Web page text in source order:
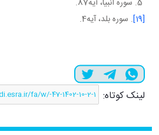
[19]
. سوره بلد، آيه4.
لینک کوتاه: